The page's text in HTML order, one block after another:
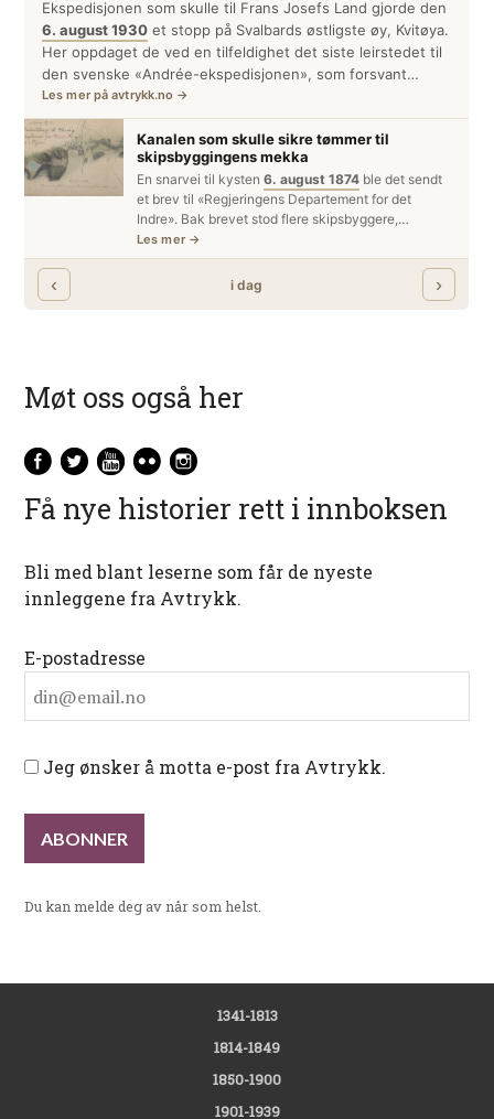
Møt oss også her
Få nye historier rett i innboksen
Bli med blant leserne som får de nyeste
innleggene fra Avtrykk.
E-postadresse
Jeg ønsker å motta e-post fra Avtrykk.
Du kan melde deg av når som helst.
1341-1813
1814-1849
1850-1900
1901-1939